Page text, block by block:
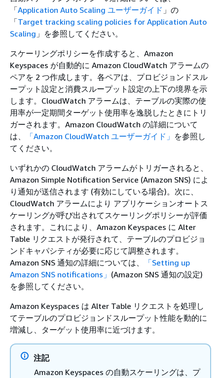
「Application Auto Scaling ユーザーガイド 」の
「Target tracking scaling policies for Application Auto
Scaling 」を参照してください。
スケーリングポリシーを作成すると、Amazon
Keyspaces が自動的に Amazon CloudWatch アラームの
ペアを 2 つ作成します。各ペアは、プロビジョンドスル
ープット設定と消費スループット設定の上下の境界を示
します。CloudWatch アラームは、テーブルの実際の使
用率が一定期間ターゲット使用率を逸脱したときにトリ
ガーされます。Amazon CloudWatch の詳細について
は、
「Amazon CloudWatch ユーザーガイド」 を参照し
てください。
いずれかの CloudWatch アラームがトリガーされると、
Amazon Simple Notification Service (Amazon SNS) によ
り通知が送信されます (有効にしている場合)。次に、
CloudWatch アラームにより アプリケーションオートス
ケーリングが呼び出されてスケーリングポリシーが評価
されます。これにより、Amazon Keyspaces に Alter
Table リクエストが発行されて、テーブルのプロビジョ
ンドキャパシティが必要に応じて調整されます。
Amazon SNS 通知の詳細については、
「Setting up
Amazon SNS notifications」 (Amazon SNS 通知の設定)
を参照してください。
Amazon Keyspaces は Alter Table リクエストを処理し
てテーブルのプロビジョンドスループット性能を動的に
増減し、ターゲット使用率に近づけます。
注記
Amazon Keyspaces の自動スケーリングは、プ